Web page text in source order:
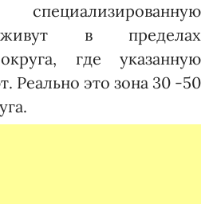
в пределах
где указанную
Реально это зона 30 -50